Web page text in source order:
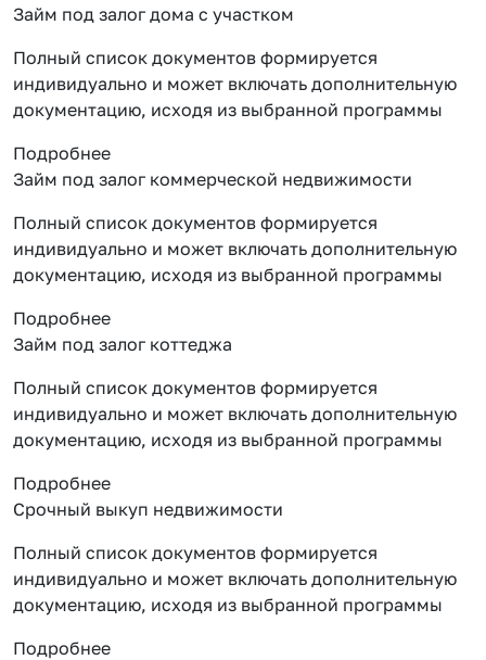
Займ под залог дома с участком
Полный список документов формируется
индивидуально и может включать дополнительную
документацию, исходя из выбранной программы
Подробнее
Займ под залог коммерческой недвижимости
Полный список документов формируется
индивидуально и может включать дополнительную
документацию, исходя из выбранной программы
Подробнее
Займ под залог коттеджа
Полный список документов формируется
индивидуально и может включать дополнительную
документацию, исходя из выбранной программы
Подробнее
Срочный выкуп недвижимости
Полный список документов формируется
индивидуально и может включать дополнительную
документацию, исходя из выбранной программы
Подробнее